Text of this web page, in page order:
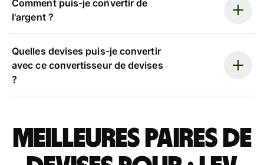
Comment puis-je convertir de
l'argent ?
Quelles devises puis-je convertir
avec ce convertisseur de devises
?
Meilleures paires de